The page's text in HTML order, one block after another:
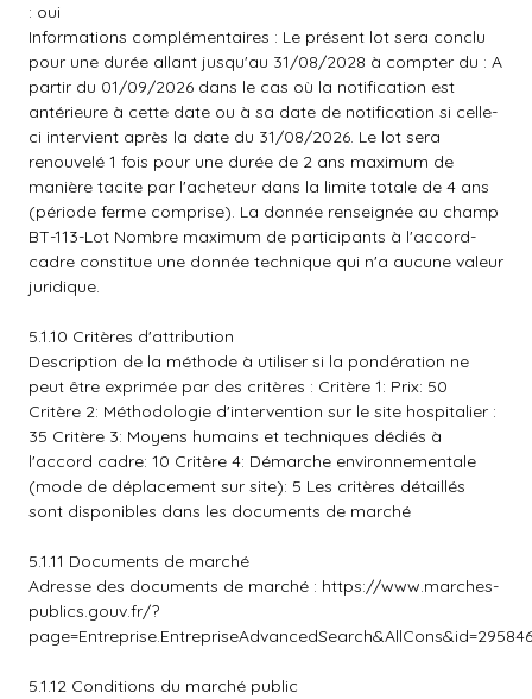
: oui
Informations complémentaires : Le présent lot sera conclu
pour une durée allant jusqu'au 31/08/2028 à compter du : A
partir du 01/09/2026 dans le cas où la notification est
antérieure à cette date ou à sa date de notification si celle-
ci intervient après la date du 31/08/2026. Le lot sera
renouvelé 1 fois pour une durée de 2 ans maximum de
manière tacite par l'acheteur dans la limite totale de 4 ans
(période ferme comprise). La donnée renseignée au champ
BT-113-Lot Nombre maximum de participants à l'accord-
cadre constitue une donnée technique qui n'a aucune valeur
juridique.
5.1.10 Critères d'attribution
Description de la méthode à utiliser si la pondération ne
peut être exprimée par des critères : Critère 1: Prix: 50
Critère 2: Méthodologie d'intervention sur le site hospitalier :
35 Critère 3: Moyens humains et techniques dédiés à
l'accord cadre: 10 Critère 4: Démarche environnementale
(mode de déplacement sur site): 5 Les critères détaillés
sont disponibles dans les documents de marché
5.1.11 Documents de marché
Adresse des documents de marché : https://www.marches-
publics.gouv.fr/?
5.1.12 Conditions du marché public